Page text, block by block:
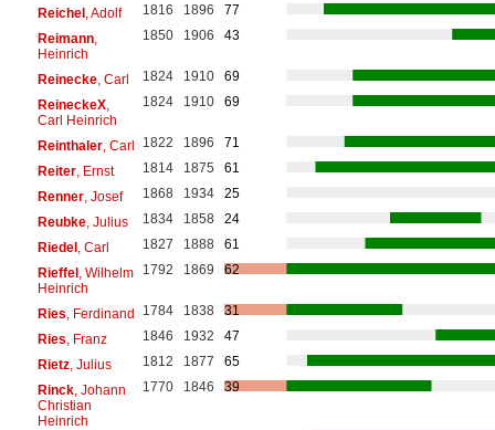
Reichel, Adolf 1816 1896
77
Reimann,
Heinrich
1850 1906 43
Reinecke, Carl 1824 1910
69
ReineckeX,
Carl Heinrich
1824 1910 69
Reinthaler, Carl 1822 1896
71
Reiter, Ernst 1814 1875
61
Renner, Josef 1868 1934
25
Reubke, Julius 1834 1858
24
Riedel, Carl 1827 1888
61
Rieffel, Wilhelm
Heinrich
1792 1869 62
Ries , Ferdinand 1784 1838
31
Ries , Franz 1846 1932
47
Rietz, Julius 1812 1877
65
Rinck, Johann
Christian
Heinrich
1770 1846 39